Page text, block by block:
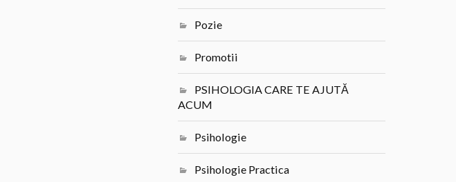
Pozie
Promotii
PSIHOLOGIA CARE TE AJUTĂ
ACUM
Psihologie
Psihologie Practica